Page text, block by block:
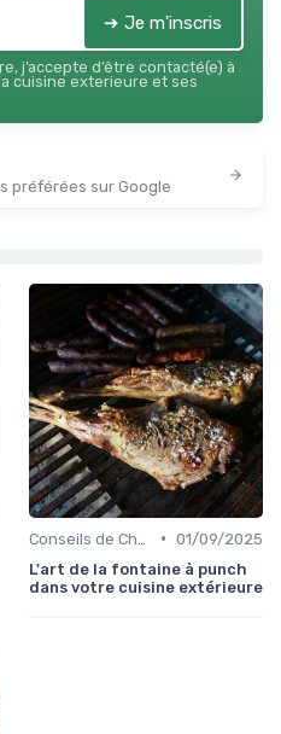
➔ Je m'inscris
j’accepte d’être contacté(e) à
cuisine exterieure et ses
préférées sur Google
• 01/09/2025
L'art de la fontaine à punch
dans votre cuisine extérieure